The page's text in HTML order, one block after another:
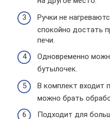
Ручки не
спокойно достать
печи.
Одновременно
бутылочек.
В комплект входит
можно брать
Подходит для